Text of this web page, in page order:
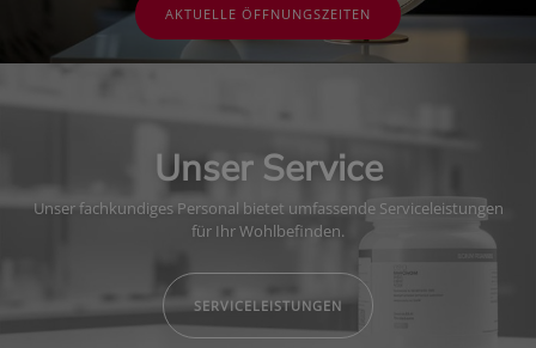
AKTUELLE ÖFFNUNGSZEITEN
Unser Service
Unser fachkundiges Personal bietet umfassende Serviceleistungen
für Ihr Wohlbefinden.
SERVICELEISTUNGEN